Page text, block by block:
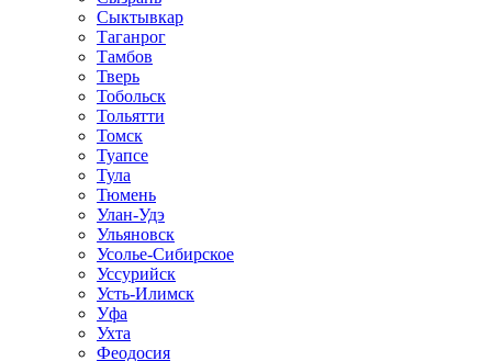
Сыктывкар
Таганрог
Тамбов
Тверь
Тобольск
Тольятти
Томск
Туапсе
Тула
Тюмень
Улан-Удэ
Ульяновск
Усолье-Сибирское
Уссурийск
Усть-Илимск
Уфа
Ухта
Феодосия